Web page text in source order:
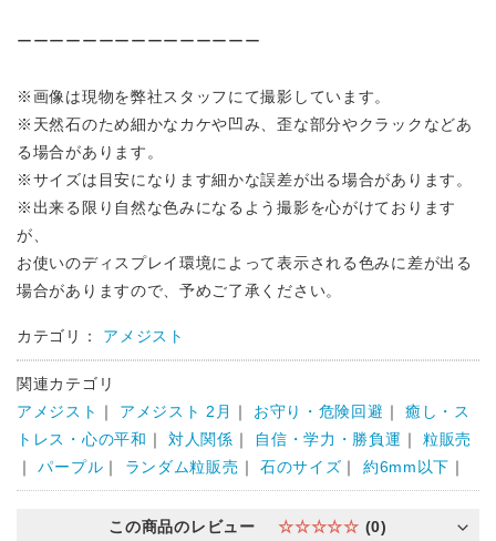
ーーーーーーーーーーーーーーー
※画像は現物を弊社スタッフにて撮影しています。
※天然石のため細かなカケや凹み、歪な部分やクラックなどあ
る場合があります。
※サイズは目安になります細かな誤差が出る場合があります。
※出来る限り自然な色みになるよう撮影を心がけております
が、
お使いのディスプレイ環境によって表示される色みに差が出る
場合がありますので、予めご了承ください。
カテゴリ： アメジスト
関連カテゴリ
アメジスト
｜ アメジスト 2月 ｜ お守り・危険回避 ｜ 癒し・ス
トレス・心の平和 ｜対人関係 ｜ 自信・学力・勝負運 ｜ 粒販売
｜パープル ｜ ランダム粒販売 ｜ 石のサイズ ｜ 約6mm以下 ｜
この商品のレビュー ☆☆☆☆☆ (0)